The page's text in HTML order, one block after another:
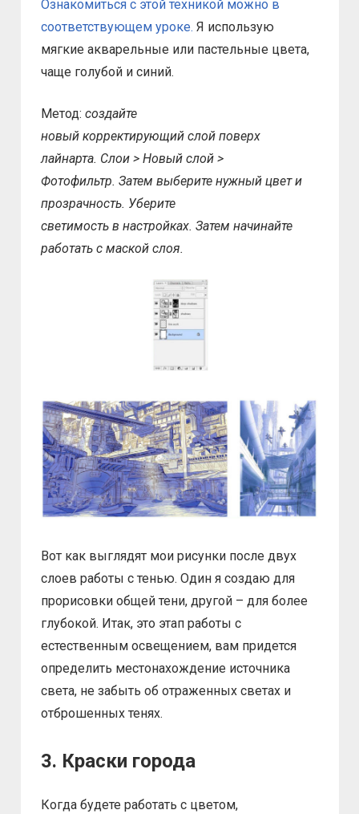
Ознакомиться с этой техникой можно в
соответствующем уроке. Я использую
мягкие акварельные или пастельные цвета,
чаще голубой и синий.
Метод: создайте
новый корректирующий слой поверх
лайнарта. Слои > Новый слой >
Фотофильтр. Затем выберите нужный цвет и
прозрачность. Уберите
светимость в настройках. Затем начинайте
работать с маской слоя.
Вот как выглядят мои рисунки после двух
слоев работы с тенью. Один я создаю для
прорисовки общей тени, другой – для более
глубокой. Итак, это этап работы с
естественным освещением, вам придется
определить местонахождение источника
света, не забыть об отраженных светах и
отброшенных тенях.
3. Краски города
Когда будете работать с цветом,